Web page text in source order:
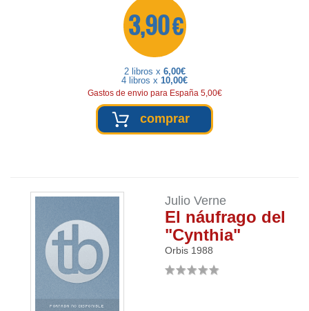
3,90 €
2 libros x 6,00€
4 libros x 10,00€
Gastos de envio para España 5,00€
comprar
Julio Verne
El náufrago del
"Cynthia"
Orbis 1988